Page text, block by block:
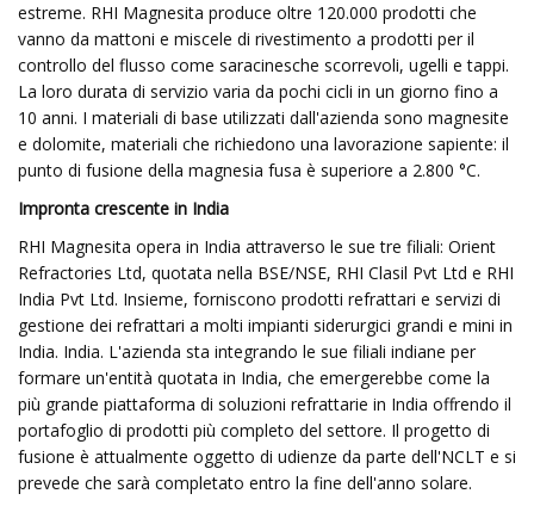
estreme. RHI Magnesita produce oltre 120.000 prodotti che
vanno da mattoni e miscele di rivestimento a prodotti per il
controllo del flusso come saracinesche scorrevoli, ugelli e tappi.
La loro durata di servizio varia da pochi cicli in un giorno fino a
10 anni. I materiali di base utilizzati dall'azienda sono magnesite
e dolomite, materiali che richiedono una lavorazione sapiente: il
punto di fusione della magnesia fusa è superiore a 2.800 °C.
Impronta crescente in India
RHI Magnesita opera in India attraverso le sue tre filiali: Orient
Refractories Ltd, quotata nella BSE/NSE, RHI Clasil Pvt Ltd e RHI
India Pvt Ltd. Insieme, forniscono prodotti refrattari e servizi di
gestione dei refrattari a molti impianti siderurgici grandi e mini in
India. India. L'azienda sta integrando le sue filiali indiane per
formare un'entità quotata in India, che emergerebbe come la
più grande piattaforma di soluzioni refrattarie in India offrendo il
portafoglio di prodotti più completo del settore. Il progetto di
fusione è attualmente oggetto di udienze da parte dell'NCLT e si
prevede che sarà completato entro la fine dell'anno solare.